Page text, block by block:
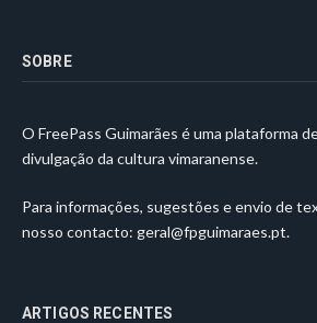
SOBRE
O FreePass Guimarães é uma plataforma
divulgação da cultura vimaranense.
Para informações, sugestões e envio de
nosso contacto: geral@fpguimaraes.pt.
ARTIGOS RECENTES